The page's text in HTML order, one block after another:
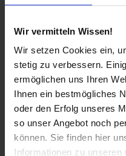
Wir vermitteln Wissen!
Wir setzen Cookies ein,
stetig zu verbessern.
ermöglichen uns Ihren
Ihnen ein bestmögliches
oder den Erfolg unseres
so unser Angebot noch
können. Sie finden hier
Informationen zu unseren